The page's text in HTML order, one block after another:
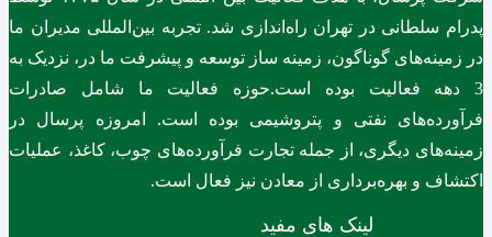
پدرام سلطانی در تهران راه‌اندازی شد. تجربه بین‌المللی مدیران ما
در زمینه‌های گوناگون، زمینه ساز توسعه و پیشرفت ما در، نزدیک به
3 دهه فعالیت بوده است.حوزه فعالیت ما شامل صادرات
فرآورده‌های نفتی و پتروشیمی بوده است. امروزه پرسال در
زمینه‌های دیگری، از جمله تجارت فرآورده‌های چوب، کاغذ، عملیات
اکتشاف و بهره‌برداری از معادن نیز فعال است.
لینک های مفید